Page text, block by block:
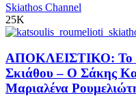
Skiathos Channel
25K
ΑΠΟΚΛΕΙΣΤΙΚΟ: Το
Σκιάθου – Ο Σάκης
Μαριαλένα